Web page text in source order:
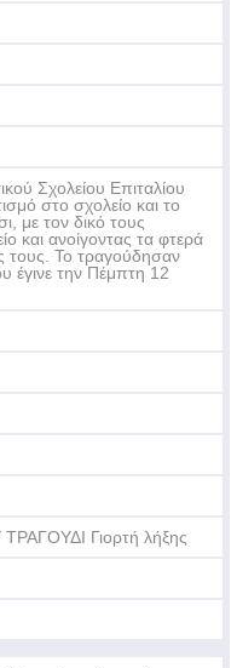
Σχολείου Επιταλίου
στο σχολείο και το
με τον δικό τους
και ανοίγοντας τα φτερά
τους. Το τραγούδησαν
έγινε την Πέμπτη 12
Γιορτή λήξης